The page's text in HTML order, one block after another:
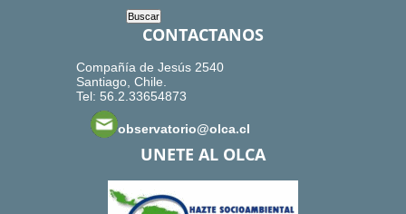
CONTACTANOS
Compañía de Jesús 2540
Santiago, Chile.
Tel: 56.2.33654873
observatorio@olca.cl
UNETE AL OLCA